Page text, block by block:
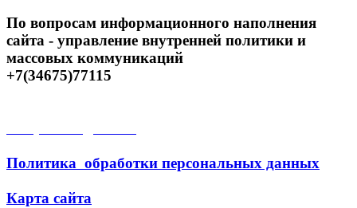
По вопросам информационного наполнения
сайта - управление внутренней политики и
массовых коммуникаций
+7(34675)77115
Политика обработки персональных данных
Карта сайта